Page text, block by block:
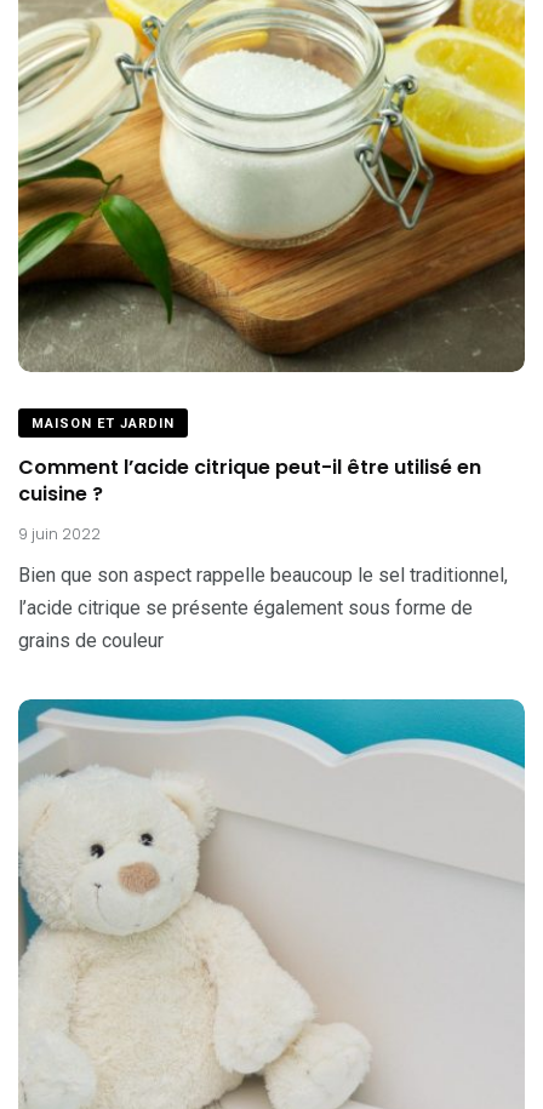
MAISON ET JARDIN
Comment l’acide citrique peut-il être utilisé en
cuisine ?
9 juin 2022
Bien que son aspect rappelle beaucoup le sel traditionnel,
l’acide citrique se présente également sous forme de
grains de couleur